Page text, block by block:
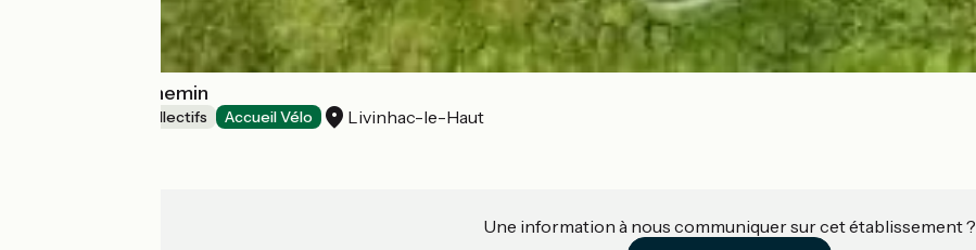
A chacun son chemin
Hébergements collectifs Accueil Vélo Livinhac-le-Haut
Une information à nous communiquer sur cet établissement ?